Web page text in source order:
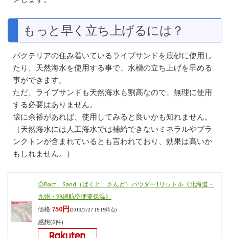
もっと早く立ち上げるには？
バクテリアの住み着いているライブサンドを底砂に使用し
たり、天然海水を使用する事で、水槽の立ち上げを早める
事ができます。
ただ、ライブサンドも天然海水も割高なので、無理に使用
する必要はありません。
懐に余裕があれば、使用してみると良いかも知れません。
（天然海水には人工海水では補給できないミネラルやプラ
ンクトンが含まれているとも言われており、効果は高いか
もしれません。）
◎Bact Sand（ばくと さんど）パウダー1リットル《北海道・
九州・沖縄航空便要保温》
価格:750円(2013/2/27 15:15時点)
感想(6件)